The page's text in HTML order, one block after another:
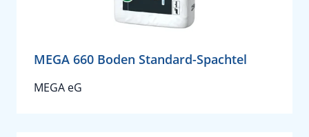
MEGA 660 Boden Standard-Spachtel
MEGA eG